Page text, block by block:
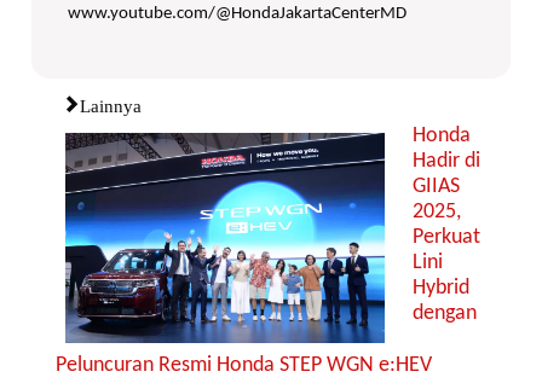
www.youtube.com/@HondaJakartaCenterMD
Lainnya
Honda
Hadir di
GIIAS
2025,
Perkuat
Lini
Hybrid
dengan
Peluncuran Resmi Honda STEP WGN e:HEV